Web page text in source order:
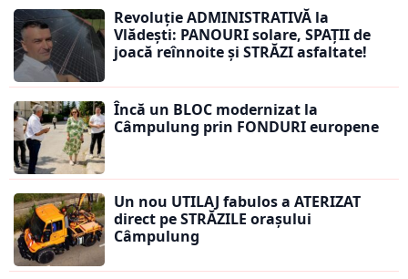
Revoluție ADMINISTRATIVĂ la
Vlădești: PANOURI solare, SPAȚII de
joacă reînnoite și STRĂZI asfaltate!
Încă un BLOC modernizat la
Câmpulung prin FONDURI europene
Un nou UTILAJ fabulos a ATERIZAT
direct pe STRĂZILE orașului
Câmpulung